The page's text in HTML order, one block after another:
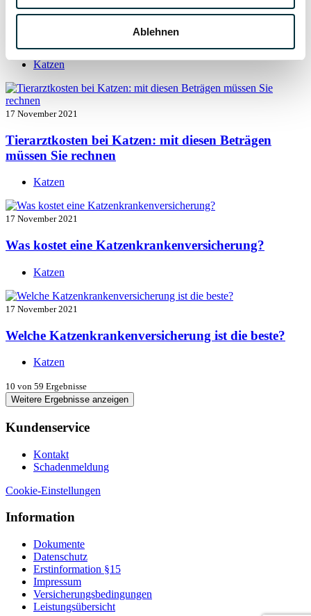
Ablehnen
17 November 2021
Katzenversicherung mit Kastration
Katzen
17 November 2021
Tierarztkosten bei Katzen: mit diesen Beträgen
müssen Sie rechnen
Katzen
17 November 2021
Was kostet eine Katzenkrankenversicherung?
Katzen
17 November 2021
Welche Katzenkrankenversicherung ist die beste?
Katzen
10 von 59 Ergebnisse
Weitere Ergebnisse anzeigen
Kundenservice
Kontakt
Schadenmeldung
Cookie-Einstellungen
Information
Dokumente
Datenschutz
Erstinformation §15
Impressum
Versicherungsbedingungen
Leistungsübersicht